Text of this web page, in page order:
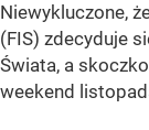
Niewykluczone,
(FIS) zdecyduje
Świata, a
weekend